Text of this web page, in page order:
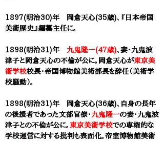
1897(明治30)年 岡倉天心(35歳)、『日本帝国
美術歴史』編纂主任に。
1898(明治31)年 九鬼隆一(47歳)、妻・九鬼波
津子と 岡倉天心の不倫が公に。 岡倉天心が東京美
術学校校長・帝国博物館美術部長を辞任（美術学
校騒動）。
1898(明治31)年 岡倉天心(36歳)、自身の長年
の後援者であった文部官僚・ 九鬼隆一の妻・九鬼波
津子との不倫が公に。 東京美術学校での専権的な
学校運営に対する批判も表面化。帝室博物館美術